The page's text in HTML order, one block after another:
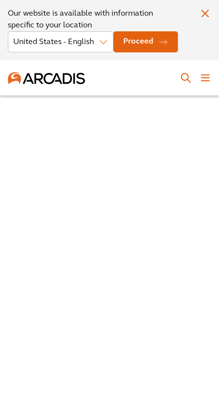
Our website is available with information
specific to your location
Proceed